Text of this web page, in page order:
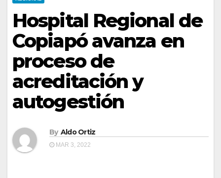
Hospital Regional de
Copiapó avanza en
proceso de
acreditación y
autogestión
By Aldo Ortiz
MAR 3, 2022